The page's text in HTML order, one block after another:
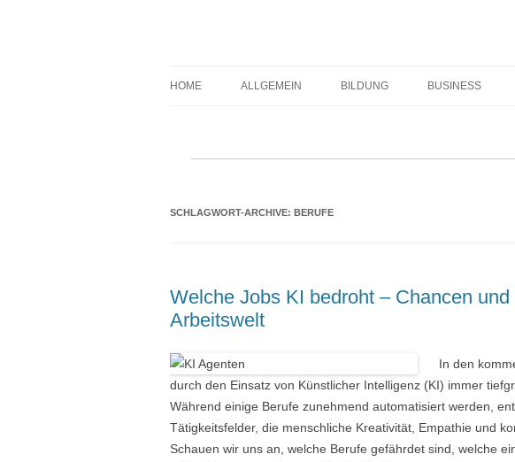
HOME ALLGEMEIN BILDUNG BUSINESS
SCHLAGWORT-ARCHIVE: BERUFE
Welche Jobs KI bedroht – Chancen
Arbeitswelt
In den
durch den Einsatz von Künstlicher Intelligenz (KI) immer
Während einige Berufe zunehmend automatisiert werden,
Tätigkeitsfelder, die menschliche Kreativität, Empathie und
Schauen wir uns an, welche Berufe gefährdet sind, welche